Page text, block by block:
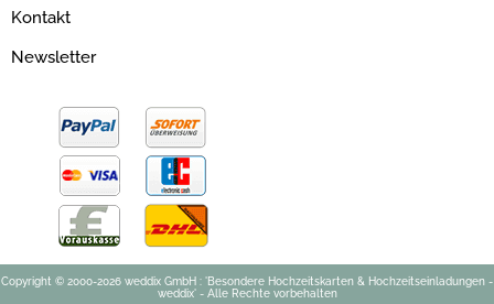
Kontakt
Newsletter
Copyright © 2000-2026 weddix GmbH : 'Besondere Hochzeitskarten & Hochzeitseinladungen -
weddix' - Alle Rechte vorbehalten